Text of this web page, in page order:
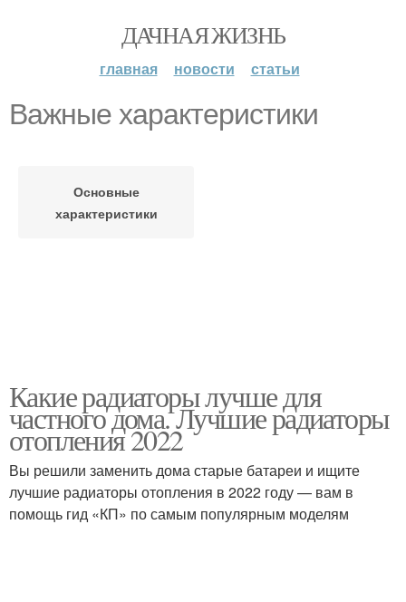
ДАЧНАЯ ЖИЗНЬ
главная новости статьи
Важные характеристики
Основные
характеристики
Какие радиаторы лучше для
частного дома. Лучшие радиаторы
отопления 2022
Вы решили заменить дома старые батареи и ищите
лучшие радиаторы отопления в 2022 году — вам в
помощь гид «КП» по самым популярным моделям